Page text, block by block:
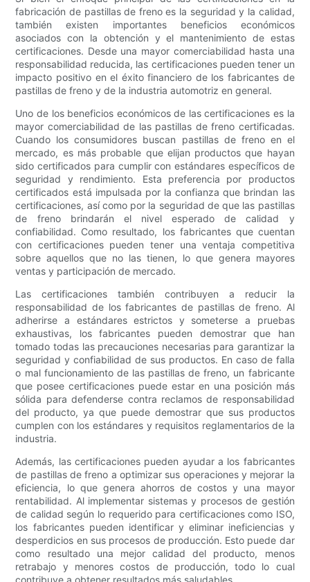
fabricación de pastillas de freno es la seguridad y la calidad,
también existen importantes beneficios económicos
asociados con la obtención y el mantenimiento de estas
certificaciones. Desde una mayor comerciabilidad hasta una
responsabilidad reducida, las certificaciones pueden tener un
impacto positivo en el éxito financiero de los fabricantes de
pastillas de freno y de la industria automotriz en general.
Uno de los beneficios económicos de las certificaciones es la
mayor comerciabilidad de las pastillas de freno certificadas.
Cuando los consumidores buscan pastillas de freno en el
mercado, es más probable que elijan productos que hayan
sido certificados para cumplir con estándares específicos de
seguridad y rendimiento. Esta preferencia por productos
certificados está impulsada por la confianza que brindan las
certificaciones, así como por la seguridad de que las pastillas
de freno brindarán el nivel esperado de calidad y
confiabilidad. Como resultado, los fabricantes que cuentan
con certificaciones pueden tener una ventaja competitiva
sobre aquellos que no las tienen, lo que genera mayores
ventas y participación de mercado.
Las certificaciones también contribuyen a reducir la
responsabilidad de los fabricantes de pastillas de freno. Al
adherirse a estándares estrictos y someterse a pruebas
exhaustivas, los fabricantes pueden demostrar que han
tomado todas las precauciones necesarias para garantizar la
seguridad y confiabilidad de sus productos. En caso de falla
o mal funcionamiento de las pastillas de freno, un fabricante
que posee certificaciones puede estar en una posición más
sólida para defenderse contra reclamos de responsabilidad
del producto, ya que puede demostrar que sus productos
cumplen con los estándares y requisitos reglamentarios de la
industria.
Además, las certificaciones pueden ayudar a los fabricantes
de pastillas de freno a optimizar sus operaciones y mejorar la
eficiencia, lo que genera ahorros de costos y una mayor
rentabilidad. Al implementar sistemas y procesos de gestión
de calidad según lo requerido para certificaciones como ISO,
los fabricantes pueden identificar y eliminar ineficiencias y
desperdicios en sus procesos de producción. Esto puede dar
como resultado una mejor calidad del producto, menos
retrabajo y menores costos de producción, todo lo cual